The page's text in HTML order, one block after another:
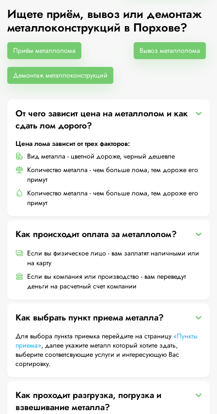
Ищете приём, вывоз или демонтаж
металлоконструкций в Порхове?
Приём металлолома Вывоз металлолома
Демонтаж металлоконструкций
От чего зависит цена на металлолом и как
сдать лом дорого?
Цена лома зависит от трех факторов:
Вид металла - цветной дороже, черный дешевле
Количество металла - чем больше лома, тем дороже его
примут
Количество металла - чем больше лома, тем дороже его
примут
Как происходит оплата за металлолом?
Если вы физическое лицо - вам заплатят наличными или
на карту
Если вы компания или производство - вам переведут
деньги на расчетный счет компании
Как выбрать пункт приема металла?
Для выбора пункта приемка перейдите на страницу «Пункты
приема», далее укажите металл который хотите здать,
выберите соответсвующие услуги и интересующую Вас
сортировку.
Как проходит разгрузка, погрузка и
взвешивание металла?